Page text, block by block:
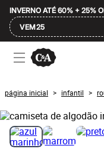
INVERNO ATÉ 60% + 25%
VEM25
Ofertas
Compre por
Masculino
Infantil
Calçados
Mindse7
Plus Size
Até 20% off
página inicial > infantil >